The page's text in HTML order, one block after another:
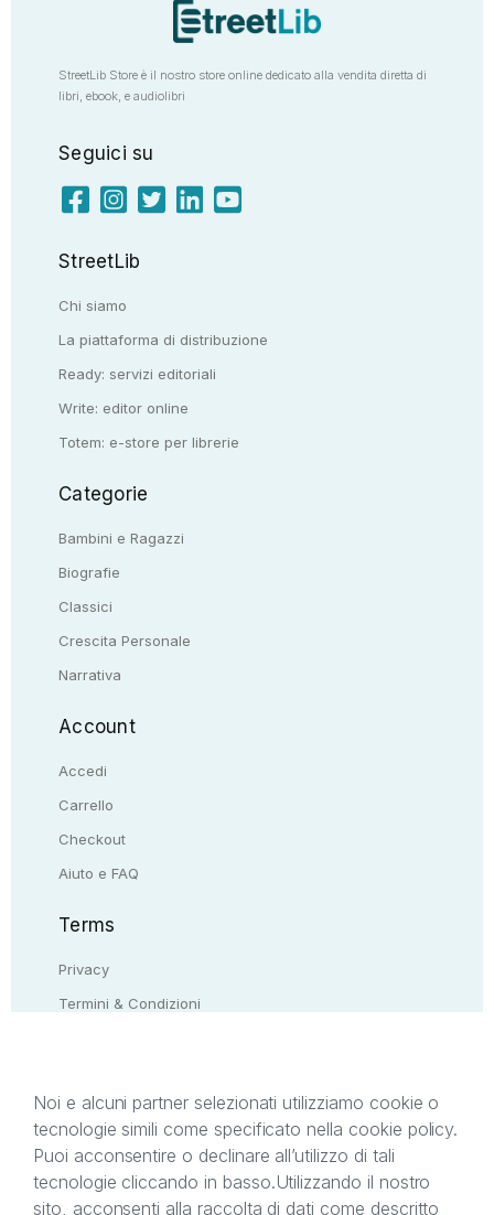
StreetLib Store è il nostro store online dedicato alla vendita diretta di
libri, ebook, e audiolibri
Seguici su
StreetLib
Chi siamo
La piattaforma di distribuzione
Ready: servizi editoriali
Write: editor online
Totem: e-store per librerie
Categorie
Bambini e Ragazzi
Biografie
Classici
Crescita Personale
Narrativa
Account
Accedi
Carrello
Checkout
Aiuto e FAQ
Terms
Privacy
Termini & Condizioni
Il presente sito web è di proprietà di StreetLib S.r.l.
titolare di tutti i diritti di proprietà intellettuale
Noi e alcuni partner selezionati utilizziamo cookie o
tecnologie simili come specificato nella cookie policy.
Puoi acconsentire o declinare all’utilizzo di tali
tecnologie cliccando in basso.Utilizzando il nostro
sito, acconsenti alla raccolta di dati come descritto